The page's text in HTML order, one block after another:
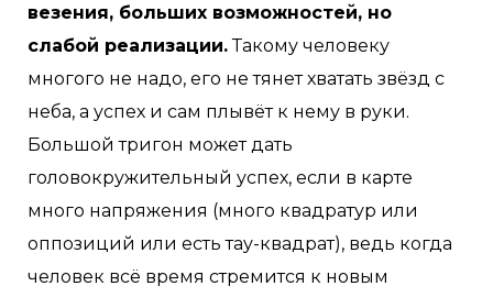
везения, больших возможностей, но
слабой реализации.Такому человеку
многого не надо, его не тянет хватать звёзд с
неба, а успех и сам плывёт к нему в руки.
Большой тригон может дать
головокружительный успех, если в карте
много напряжения (много квадратур или
оппозиций или есть тау-квадрат), ведь когда
человек всё время стремится к новым